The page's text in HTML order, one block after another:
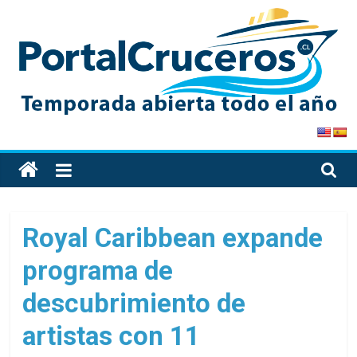
content
PortalCruceros
Toda
la
de
cruceros
en
un
solo
Royal Caribbean expande
programa de
descubrimiento de
artistas con 11